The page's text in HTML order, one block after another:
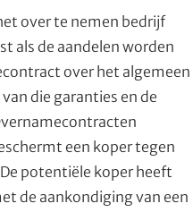
over te nemen bedrijf
als de aandelen worden
over het algemeen
die garanties en de
een koper tegen
potentiële koper heeft
de aankondiging van een